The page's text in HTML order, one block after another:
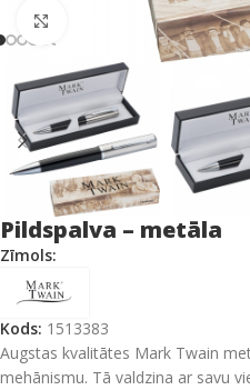
Click to enlarge
Pildspalva – metāla
Zīmols:
Kods: 1513383
Augstas kvalitātes Mark Twain
mehānismu. Tā valdzina ar savu